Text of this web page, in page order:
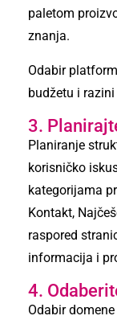
paletom
znanja.
Odabir
budžetu i
3.
Planiranje
korisničko
kategorijama
Kontakt,
raspored
informacija i
4.
Odabir